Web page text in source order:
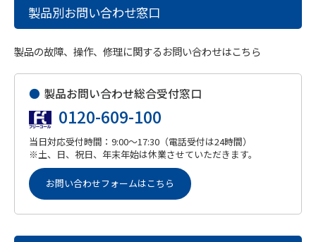
製品別お問い合わせ窓口
製品の故障、操作、修理に関するお問い合わせはこちら
● 製品お問い合わせ総合受付窓口
0120-609-100
当日対応受付時間：9:00～17:30（電話受付は24時間）
※土、日、祝日、年末年始は休業させていただきます。
お問い合わせフォームはこちら